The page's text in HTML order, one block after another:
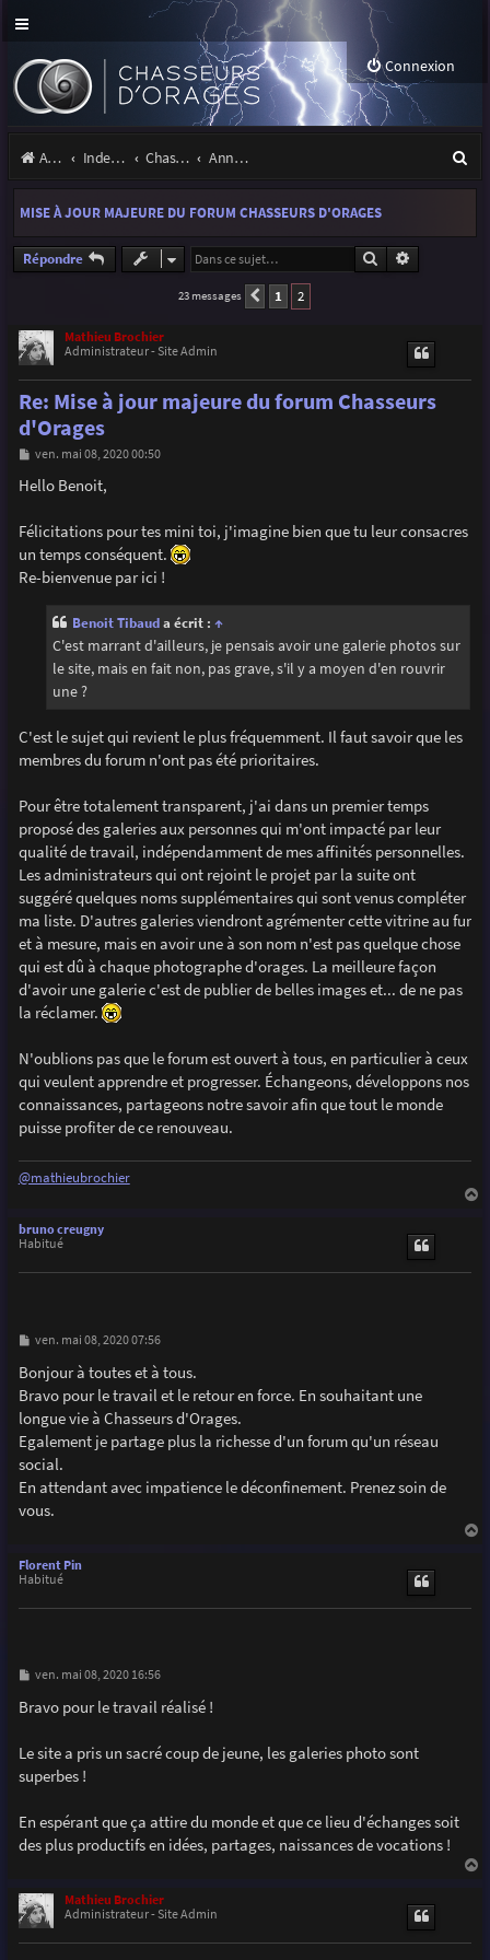
Connexion
Accueil Index du forum Chasseurs d'Orages Annonces, actualités et information du site et du forum
e
h
MISE À JOUR MAJEURE DU FORUM CHASSEURS D'ORAGES
Répondre Rechercher
23 messages Précédente
1 2
Mathieu Brochier
Administrateur - Site Admin
Re: Mise à jour majeure du forum Chasseurs
d'Orages
M
s
s
g
e
ven. mai 08, 2020 00:50
Hello Benoit,
Félicitations pour tes mini toi, j'imagine bien que tu leur consacres
un temps conséquent.
Re-bienvenue par ici !
Benoit Tibauda écrit : ↑
C'est marrant d'ailleurs, je pensais avoir une galerie photos sur
le site, mais en fait non, pas grave, s'il y a moyen d'en rouvrir
une ?
C'est le sujet qui revient le plus fréquemment. Il faut savoir que les
membres du forum n'ont pas été prioritaires.
Pour être totalement transparent, j'ai dans un premier temps
proposé des galeries aux personnes qui m'ont impacté par leur
qualité de travail, indépendamment de mes affinités personnelles.
Les administrateurs qui ont rejoint le projet par la suite ont
suggéré quelques noms supplémentaires qui sont venus compléter
ma liste. D'autres galeries viendront agrémenter cette vitrine au fur
et à mesure, mais en avoir une à son nom n'est pas quelque chose
qui est dû à chaque photographe d'orages. La meilleure façon
d'avoir une galerie c'est de publier de belles images et... de ne pas
la réclamer.
N'oublions pas que le forum est ouvert à tous, en particulier à ceux
qui veulent apprendre et progresser. Échangeons, développons nos
connaissances, partageons notre savoir afin que tout le monde
puisse profiter de ce renouveau.
@mathieubrochier
bruno creugny
Habitué
M
s
s
a
e
ven. mai 08, 2020 07:56
Bonjour à toutes et à tous.
Bravo pour le travail et le retour en force. En souhaitant une
longue vie à Chasseurs d'Orages.
Egalement je partage plus la richesse d'un forum qu'un réseau
social.
En attendant avec impatience le déconfinement. Prenez soin de
vous.
Florent Pin
Habitué
M
s
s
e
ven. mai 08, 2020 16:56
Bravo pour le travail réalisé !
Le site a pris un sacré coup de jeune, les galeries photo sont
superbes !
En espérant que ça attire du monde et que ce lieu d'échanges soit
des plus productifs en idées, partages, naissances de vocations !
Mathieu Brochier
Administrateur - Site Admin